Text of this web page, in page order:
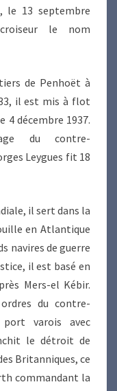
le 13 septembre
le nom
de Penhoët à
il est mis à flot
4 décembre 1937.
du contre-
Leygues fit 18
il sert dans la
en Atlantique
navires de guerre
il est basé en
Mers-el Kébir.
du contre-
varois avec
le détroit de
Britanniques, ce
commandant la